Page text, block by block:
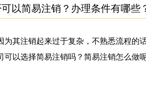
以简易注销？办理条件有哪些
其注销起来过于复杂，不熟悉流程的
以选择简易注销吗？简易注销怎么做